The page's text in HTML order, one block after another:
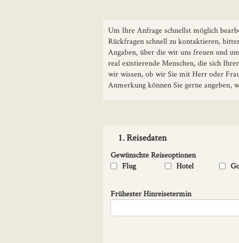
Um Ihre Anfrage schnellst möglich
Rückfragen schnell zu kontaktieren,
Angaben, über die wir uns freuen und
real existierende Menschen, die sich
wir wissen, ob wir Sie mit Herr oder
Anmerkung können Sie gerne angeben,
1. Reisedaten
Gewünschte Reiseoptionen
Flug
Hotel
Frühester Hinreisetermin